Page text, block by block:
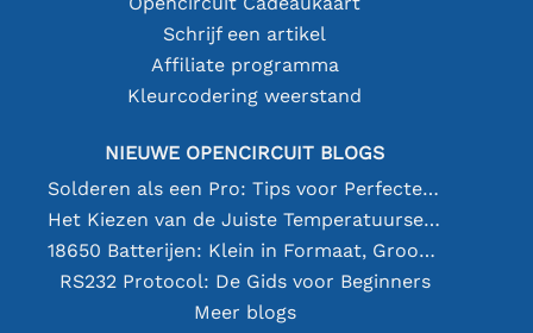
Schrijf een artikel
Affiliate programma
Kleurcodering weerstand
NIEUWE OPENCIRCUIT BLOGS
Solderen als een Pro: Tips voor Perfecte Elektronische Verbindingen
Het Kiezen van de Juiste Temperatuursensor [youtube]
18650 Batterijen: Klein in Formaat, Groot in Prestatie
RS232 Protocol: De Gids voor Beginners
Meer blogs